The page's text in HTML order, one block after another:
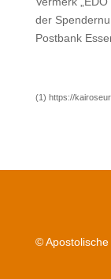
der
Postbank
(1) https://
© Apostolische